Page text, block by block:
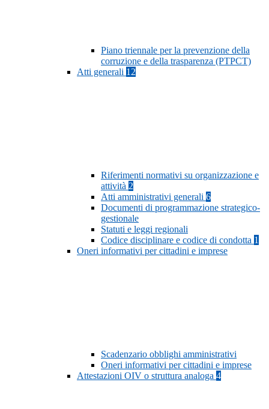
Piano triennale per la prevenzione della
corruzione e della trasparenza (PTPCT)
Atti generali 12
Riferimenti normativi su organizzazione e
attività 2
Atti amministrativi generali 6
Documenti di programmazione strategico-
gestionale
Statuti e leggi regionali
Codice disciplinare e codice di condotta 1
Oneri informativi per cittadini e imprese
Scadenzario obblighi amministrativi
Oneri informativi per cittadini e imprese
Attestazioni OIV o struttura analoga 4